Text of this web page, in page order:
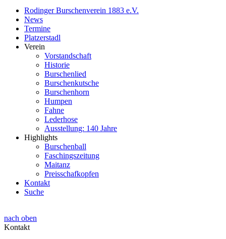
Rodinger Burschenverein 1883 e.V.
News
Termine
Platzerstadl
Verein
Vorstandschaft
Historie
Burschenlied
Burschenkutsche
Burschenhorn
Humpen
Fahne
Lederhose
Ausstellung: 140 Jahre
Highlights
Burschenball
Faschingszeitung
Maitanz
Preisschafkopfen
Kontakt
Suche
nach oben
Kontakt